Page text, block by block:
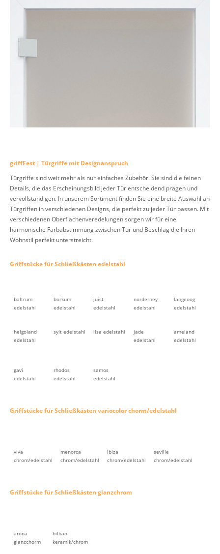
griffFest | Türgriffe mit Designanspruch
Türgriffe sind weit mehr als nur einfaches Zubehör. Sie sind die feinen
Details, die das Erscheinungsbild jeder Tür entscheidend prägen und
vervollständigen. In unserem Sortiment finden Sie eine breite Auswahl an
Türgriffen in verschiedenen Designs, die perfekt zu jeder Tür passen. Mit
verschiedenen Oberflächenveredelungen sorgen wir für eine
harmonische Farbabstimmung zwischen Tür und Beschlag die Ihren
Wohnstil perfekt unterstreicht.
Griffstücke für Schließkästen edelstahl
baltrum
edelstahl
borkum
edelstahl
juist
edelstahl
norderney
edelstahl
langeoog
edelstahl
helgoland
edelstahl
sylt edelstahl ilsa edelstahl
jade
edelstahl
ameland
edelstahl
gavi
edelstahl
rhodos
edelstahl
samos
edelstahl
Griffstücke für Schließkästen variocolor chorm/edelstahl
viva
chrom/edelstahl
menorca
chrom/edelstahl
ibiza
chrom/edelstahl
seville
chrom/edelstahl
Griffstücke für Schließkästen glanzchrom
arona
glanzchorm
bilbao
keramik/chrom